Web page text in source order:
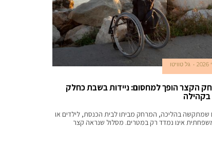
גל טוויטו
הקצר הופך למחסום: ניידות בשבת כחלק
בקהילה
שמתקשה בהליכה, המרחק מביתו לבית הכנסת, לילדים או
אינו נמדד רק במטרים. מסלול שנראה קצר